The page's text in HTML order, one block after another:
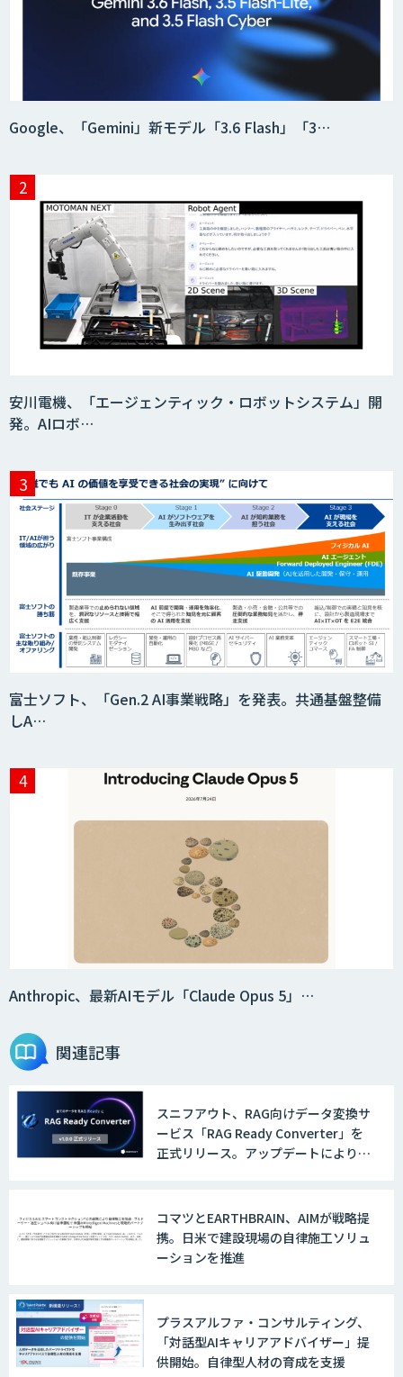
Google、「Gemini」新モデル「3.6 Flash」「3…
安川電機、「エージェンティック・ロボットシステム」開
発。AIロボ…
富士ソフト、「Gen.2 AI事業戦略」を発表。共通基盤整備
しA…
Anthropic、最新AIモデル「Claude Opus 5」…
関連記事
スニフアウト、RAG向けデータ変換サ
ービス「RAG Ready Converter」を
正式リリース。アップデートにより変
コマツとEARTHBRAIN、AIMが戦略提
携。日米で建設現場の自律施工ソリュ
ーションを推進
プラスアルファ・コンサルティング、
「対話型AIキャリアアドバイザー」提
供開始。自律型人材の育成を支援